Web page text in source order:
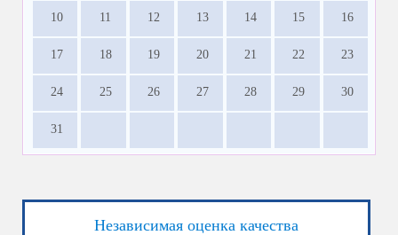
10 11 12 13 14 15 16
17 18 19 20 21 22 23
24 25 26 27 28 29 30
31
Независимая оценка качества